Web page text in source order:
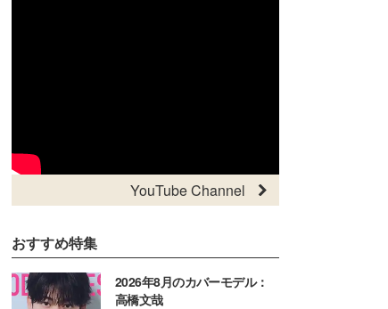
YouTube Channel
おすすめ特集
2026年8月のカバーモデル：
高橋文哉